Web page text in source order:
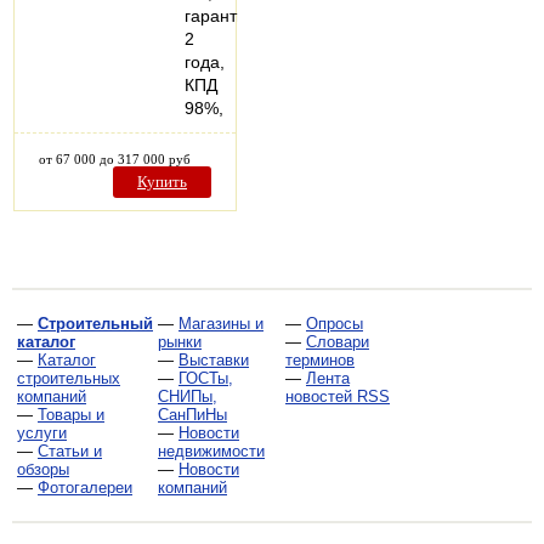
гарантия
2
года,
КПД
98%,
от 67 000 до 317 000 руб
Купить
— Строительный
каталог
— Каталог
строительных
компаний
— Товары и
услуги
— Статьи и
обзоры
— Фотогалереи
— Магазины и
рынки
— Выставки
— ГОСТы,
СНИПы,
СанПиНы
— Новости
недвижимости
— Новости
компаний
— Опросы
— Словари
терминов
— Лента
новостей RSS